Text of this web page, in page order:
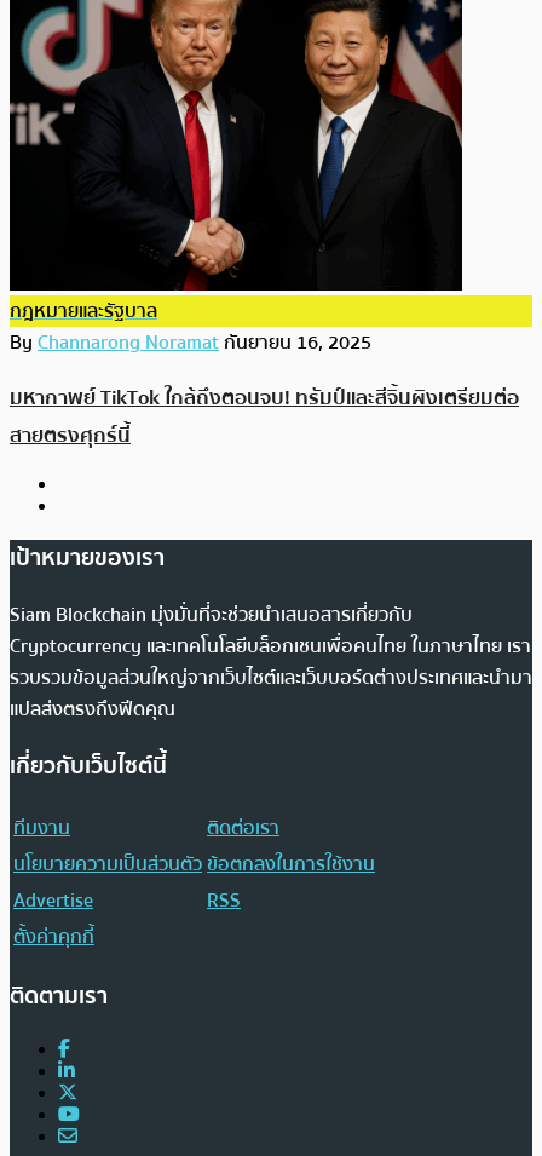
กฎหมายและรัฐบาล
ByChannarong Noramatกันยายน 16, 2025
มหากาพย์ TikTok ใกล้ถึงตอนจบ! ทรัมป์และสีจิ้นผิงเตรียมต่อ
สายตรงศุกร์นี้
เป้าหมายของเรา
Siam Blockchain มุ่งมั่นที่จะช่วยนำเสนอสารเกี่ยวกับ
Cryptocurrency และเทคโนโลยีบล็อกเชนเพื่อคนไทย ในภาษาไทย เรา
รวบรวมข้อมูลส่วนใหญ่จากเว็บไซต์และเว็บบอร์ดต่างประเทศและนำมา
แปลส่งตรงถึงฟีดคุณ
เกี่ยวกับเว็บไซต์นี้
ทีมงาน
ติดต่อเรา
นโยบายความเป็นส่วนตัวข้อตกลงในการใช้งาน
Advertise
RSS
ตั้งค่าคุกกี้
ติดตามเรา